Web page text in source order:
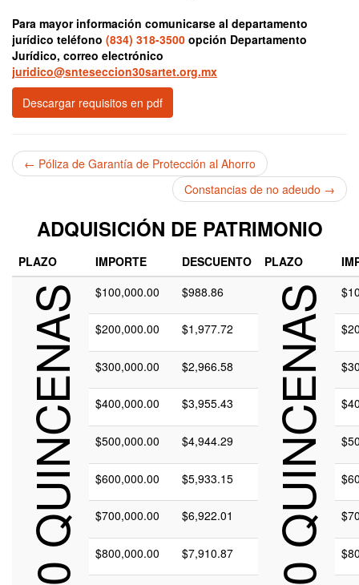
Para mayor información comunicarse al departamento
jurídico teléfono (834) 318-3500 opción Departamento
Jurídico, correo electrónico
juridico@snteseccion30sartet.org.mx
Descargar requisitos en pdf
← Póliza de Garantía de Protección al Ahorro
Constancias de no adeudo →
ADQUISICIÓN DE PATRIMONIO
PLAZO IMPORTE DESCUENTO PLAZO
120 QUINCENAS $100,000.00 $988.86 240 QUINCENAS
$200,000.00 $1,977.72
$300,000.00 $2,966.58
$400,000.00 $3,955.43
$500,000.00 $4,944.29
$600,000.00 $5,933.15
$700,000.00 $6,922.01
$800,000.00 $7,910.87